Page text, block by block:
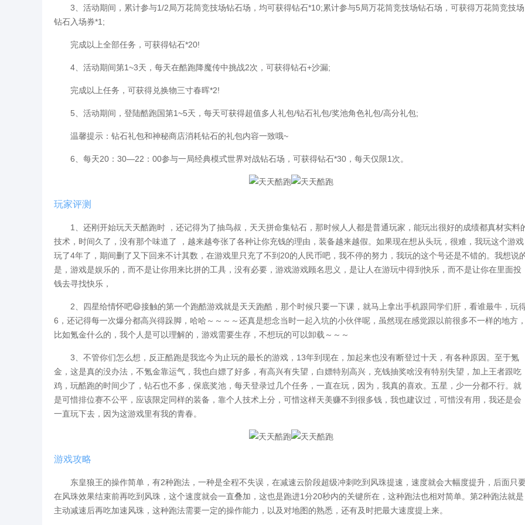
3、活动期间，累计参与1/2局万花筒竞技场钻石场，均可获得钻石*10;累计参与5局万花筒竞技场钻石场，可获得万花筒竞技场
钻石入场券*1;
完成以上全部任务，可获得钻石*20!
4、活动期间第1~3天，每天在酷跑降魔传中挑战2次，可获得钻石+沙漏;
完成以上任务，可获得兑换物三寸春晖*2!
5、活动期间，登陆酷跑国第1~5天，每天可获得超值多人礼包/钻石礼包/奖池角色礼包/高分礼包;
温馨提示：钻石礼包和神秘商店消耗钻石的礼包内容一致哦~
6、每天20：30—22：00参与一局经典模式世界对战钻石场，可获得钻石*30，每天仅限1次。
玩家评测
1、还刚开始玩天天酷跑时 ，还记得为了抽鸟叔，天天拼命集钻石，那时候人人都是普通玩家，能玩出很好的成绩都真材实料
技术，时间久了，没有那个味道了 ，越来越夸张了各种让你充钱的理由，装备越来越假。如果现在想从头玩，很难，我玩这个游戏
玩了4年了，期间删了又下回来不计其数，在游戏里只充了不到20的人民币吧，我不停的努力，我玩的这个号还是不错的。我想说
是，游戏是娱乐的，而不是让你用来比拼的工具，没有必要，游戏游戏顾名思义，是让人在游玩中得到快乐，而不是让你在里面投
钱去寻找快乐，
2、四星给情怀吧😄接触的第一个跑酷游戏就是天天跑酷，那个时候只要一下课，就马上拿出手机跟同学们肝，看谁最牛，玩
6，还记得每一次爆分都高兴得跺脚，哈哈～～～～还真是想念当时一起入坑的小伙伴呢，虽然现在感觉跟以前很多不一样的地方
比如氪金什么的，我个人是可以理解的，游戏需要生存，不想玩的可以卸载～～～
3、不管你们怎么想，反正酷跑是我迄今为止玩的最长的游戏，13年到现在，加起来也没有断登过十天，有各种原因。至于氪
金，这是真的没办法，不氪金靠运气，我也白嫖了好多，有高兴有失望，白嫖特别高兴，充钱抽奖啥没有特别失望，加上王者跟吃
鸡，玩酷跑的时间少了，钻石也不多，保底奖池，每天登录过几个任务，一直在玩，因为，我真的喜欢。五星，少一分都不行。就
是可惜排位赛不公平，应该限定同样的装备，靠个人技术上分，可惜这样天美赚不到很多钱，我也建议过，可惜没有用，我还是会
一直玩下去，因为这游戏里有我的青春。
游戏攻略
东皇狼王的操作简单，有2种跑法，一种是全程不失误，在减速云阶段超级冲刺吃到风珠提速，速度就会大幅度提升，后面只
在风珠效果结束前再吃到风珠，这个速度就会一直叠加，这也是跑进1分20秒内的关键所在，这种跑法也相对简单。第2种跑法就是
主动减速后再吃加速风珠，这种跑法需要一定的操作能力，以及对地图的熟悉，还有及时把最大速度提上来。